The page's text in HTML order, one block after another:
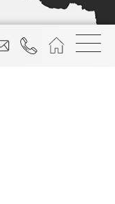
Start
+43 2252 86799